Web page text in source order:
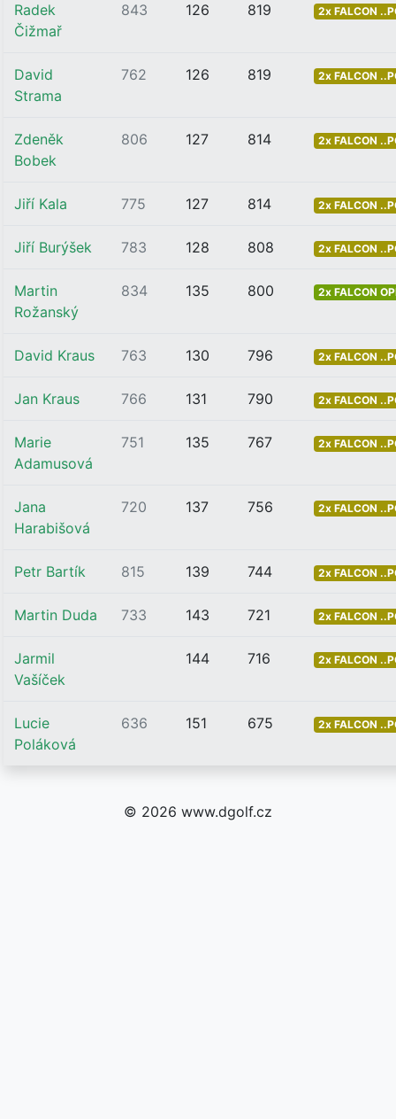
Radek
Čižmař
843 126 819 2x FALCON
David
Strama
762 126 819 2x FALCON
Zdeněk
Bobek
806 127 814 2x FALCON
Jiří Kala 775 127 814 2x FALCON
Jiří Burýšek 783 128 808 2x FALCON
Martin
Rožanský
834 135 800 2x FALCON
David Kraus 763 130 796 2x FALCON
Jan Kraus 766 131 790 2x FALCON
Marie
Adamusová
751 135 767 2x FALCON
Jana
Harabišová
720 137 756 2x FALCON
Petr Bartík 815 139 744 2x FALCON
Martin Duda 733 143 721 2x FALCON
Jarmil
Vašíček
144 716 2x FALCON
Lucie
Poláková
636 151 675 2x FALCON
© 2026 www.dgolf.cz